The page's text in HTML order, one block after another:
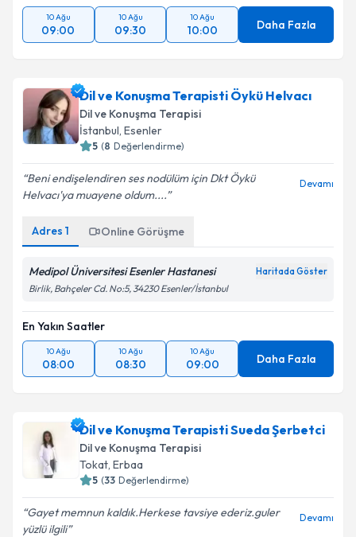
10 Ağu
09:00
10 Ağu
09:30
10 Ağu
10:00 Daha Fazla
Dil ve Konuşma Terapisti Öykü Helvacı
Dil ve Konuşma Terapisi
İstanbul, Esenler
5 (8 Değerlendirme)
Beni endişelendiren ses nodülüm için Dkt Öykü
Helvacı'ya muayene oldum....
Devamı
Adres 1 Online Görüşme
Medipol Üniversitesi Esenler Hastanesi Haritada Göster
Birlik, Bahçeler Cd. No:5, 34230 Esenler/İstanbul
En Yakın Saatler
10 Ağu
08:00
10 Ağu
08:30
10 Ağu
09:00 Daha Fazla
Dil ve Konuşma Terapisti Sueda Şerbetci
Dil ve Konuşma Terapisi
Tokat, Erbaa
5 (33 Değerlendirme)
Gayet memnun kaldık.Herkese tavsiye ederiz.guler
yüzlü ilgili
Devamı